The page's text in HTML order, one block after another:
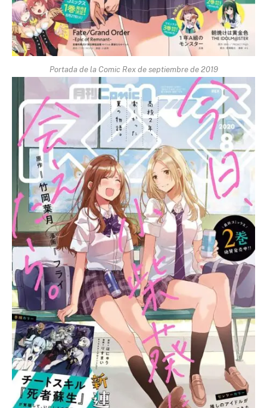
Portada de la Comic Rex de septiembre de 2019